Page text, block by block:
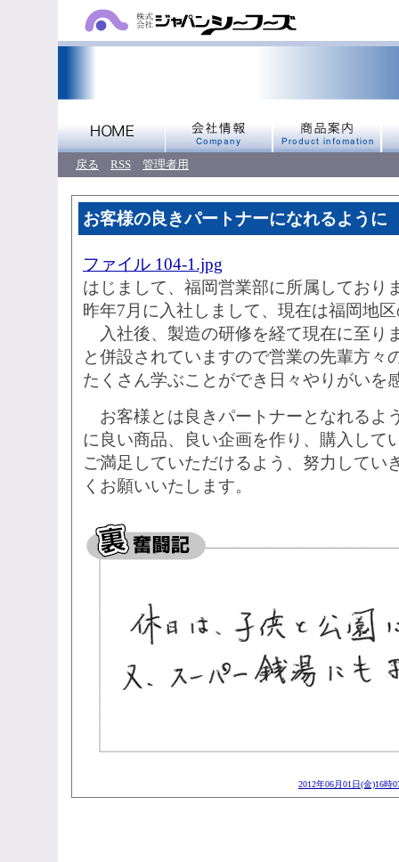
戻る RSS 管理者用
お客様の良きパートナーになれるように
ファイル 104-1.jpg
はじまして、福岡営業部に所属しており
昨年7月に入社しまして、現在は福岡地
入社後、製造の研修を経て現在に至り
と併設されていますので営業の先輩方々
たくさん学ぶことができ日々やりがいを
お客様とは良きパートナーとなれるよ
に良い商品、良い企画を作り、購入して
ご満足していただけるよう、努力してい
くお願いいたします。
2012年06月01日(金)16時